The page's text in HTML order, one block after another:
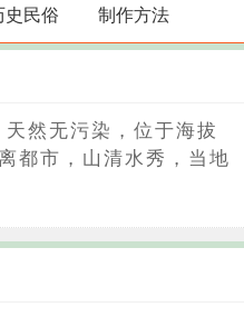
史民俗 制作方法
然无污染，位于海拔
都市，山清水秀，当地